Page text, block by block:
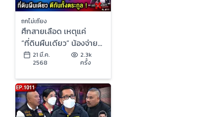
ถกไม่เถียง
ศึกสายเลือด เหตุแค่
“ที่ดินผืนเดียว” น้องจ่าย
เงินถมที่ จู่ ๆ พี่มาปลูก
บ้านเฉย !
21 มี.ค.
2568
2.3k
ครั้ง